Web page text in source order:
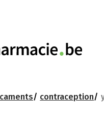
contraception